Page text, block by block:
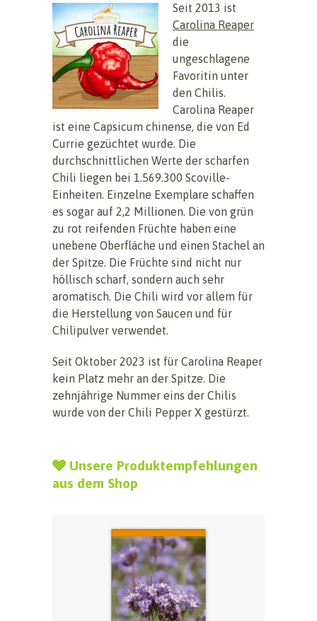
Seit 2013 ist
Carolina Reaper
die
ungeschlagene
Favoritin unter
den Chilis.
Carolina Reaper
ist eine Capsicum chinense, die von Ed
Currie gezüchtet wurde. Die
durchschnittlichen Werte der scharfen
Chili liegen bei 1.569.300 Scoville-
Einheiten. Einzelne Exemplare schaffen
es sogar auf 2,2 Millionen. Die von grün
zu rot reifenden Früchte haben eine
unebene Oberfläche und einen Stachel an
der Spitze. Die Früchte sind nicht nur
höllisch scharf, sondern auch sehr
aromatisch. Die Chili wird vor allem für
die Herstellung von Saucen und für
Chilipulver verwendet.
Seit Oktober 2023 ist für Carolina Reaper
kein Platz mehr an der Spitze. Die
zehnjährige Nummer eins der Chilis
wurde von der Chili Pepper X gestürzt.
Unsere Produktempfehlungen
aus dem Shop